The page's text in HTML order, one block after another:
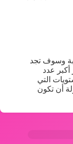
وسوف تجد
عدد
التي
أن تكون